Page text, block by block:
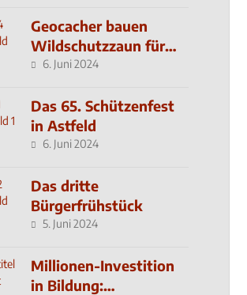
Geocacher bauen
Wildschutzzaun für
den MachMit! Wald
6. Juni 2024
Das 65. Schützenfest
in Astfeld
6. Juni 2024
Das dritte
Bürgerfrühstück
5. Juni 2024
Millionen-Investition
in Bildung: